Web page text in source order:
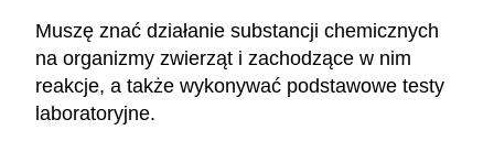
Muszę znać działanie substancji chemicznych
na organizmy zwierząt i zachodzące w nim
reakcje, a także wykonywać podstawowe testy
laboratoryjne.